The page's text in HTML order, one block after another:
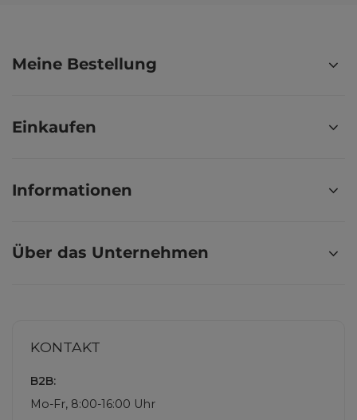
Meine Bestellung
Einkaufen
Informationen
Über das Unternehmen
KONTAKT
B2B:
Mo-Fr, 8:00-16:00 Uhr